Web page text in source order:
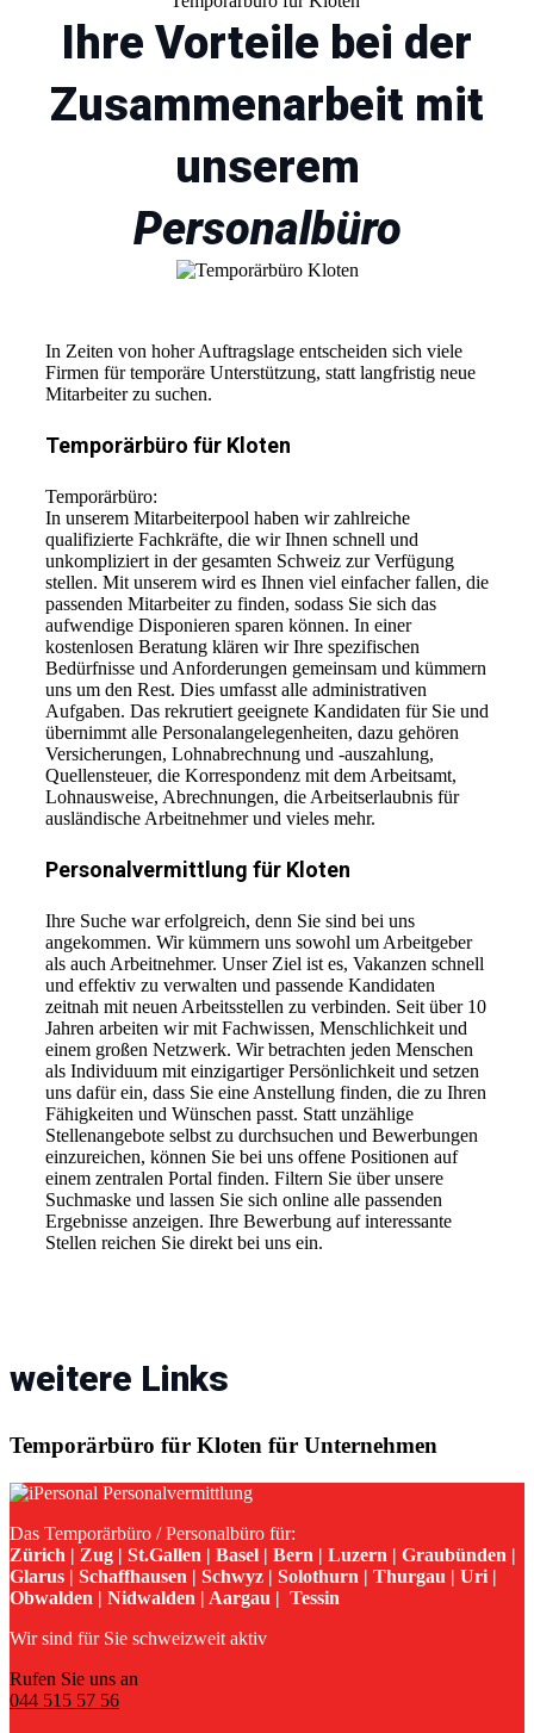
Ihre Vorteile bei der
Zusammenarbeit mit
unserem
Personalbüro
In Zeiten von hoher Auftragslage entscheiden sich viele
Firmen für temporäre Unterstützung, statt langfristig neue
Mitarbeiter zu suchen.
Temporärbüro für Kloten
Temporärbüro:
In unserem Mitarbeiterpool haben wir zahlreiche
qualifizierte Fachkräfte, die wir Ihnen schnell und
unkompliziert in der gesamten Schweiz zur Verfügung
stellen. Mit unserem wird es Ihnen viel einfacher fallen, die
passenden Mitarbeiter zu finden, sodass Sie sich das
aufwendige Disponieren sparen können. In einer
kostenlosen Beratung klären wir Ihre spezifischen
Bedürfnisse und Anforderungen gemeinsam und kümmern
uns um den Rest. Dies umfasst alle administrativen
Aufgaben. Das rekrutiert geeignete Kandidaten für Sie und
übernimmt alle Personalangelegenheiten, dazu gehören
Versicherungen, Lohnabrechnung und -auszahlung,
Quellensteuer, die Korrespondenz mit dem Arbeitsamt,
Lohnausweise, Abrechnungen, die Arbeitserlaubnis für
ausländische Arbeitnehmer und vieles mehr.
Personalvermittlung für Kloten
Ihre Suche war erfolgreich, denn Sie sind bei uns
angekommen. Wir kümmern uns sowohl um Arbeitgeber
als auch Arbeitnehmer. Unser Ziel ist es, Vakanzen schnell
und effektiv zu verwalten und passende Kandidaten
zeitnah mit neuen Arbeitsstellen zu verbinden. Seit über 10
Jahren arbeiten wir mit Fachwissen, Menschlichkeit und
einem großen Netzwerk. Wir betrachten jeden Menschen
als Individuum mit einzigartiger Persönlichkeit und setzen
uns dafür ein, dass Sie eine Anstellung finden, die zu Ihren
Fähigkeiten und Wünschen passt. Statt unzählige
Stellenangebote selbst zu durchsuchen und Bewerbungen
einzureichen, können Sie bei uns offene Positionen auf
einem zentralen Portal finden. Filtern Sie über unsere
Suchmaske und lassen Sie sich online alle passenden
Ergebnisse anzeigen. Ihre Bewerbung auf interessante
Stellen reichen Sie direkt bei uns ein.
weitere Links
Temporärbüro für Kloten für Unternehmen
Das Temporärbüro / Personalbüro für:
Zürich | Zug | St.Gallen | Basel | Bern | Luzern | Graubünden |
Glarus | Schaffhausen | Schwyz | Solothurn | Thurgau | Uri |
Obwalden | Nidwalden | Aargau | Tessin
Wir sind für Sie schweizweit aktiv
Rufen Sie uns an
044 515 57 56